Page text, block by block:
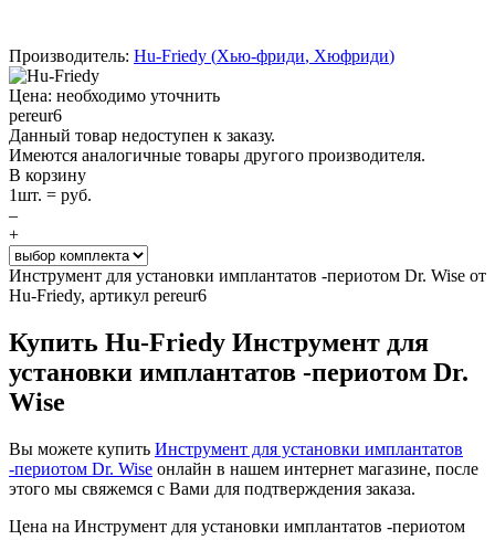
Производитель: Hu-Friedy (Хью-фриди, Хюфриди)
Цена: необходимо уточнить
pereur6
Данный товар недоступен к заказу.
Имеются аналогичные товары другого производителя.
В корзину
1шт. = руб.
–
+
Инструмент для установки имплантатов -периотом Dr. Wise от
Hu-Friedy, артикул pereur6
Купить Hu-Friedy Инструмент для
установки имплантатов -периотом Dr.
Wise
Вы можете купить Инструмент для установки имплантатов
-периотом Dr. Wise онлайн в нашем интернет магазине, после
этого мы свяжемся с Вами для подтверждения заказа.
Цена на Инструмент для установки имплантатов -периотом